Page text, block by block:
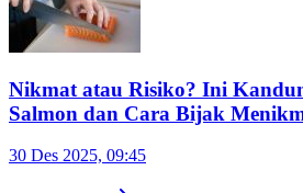
Nikmat atau Risiko? Ini
Salmon dan Cara Bijak
30 Des 2025, 09:45